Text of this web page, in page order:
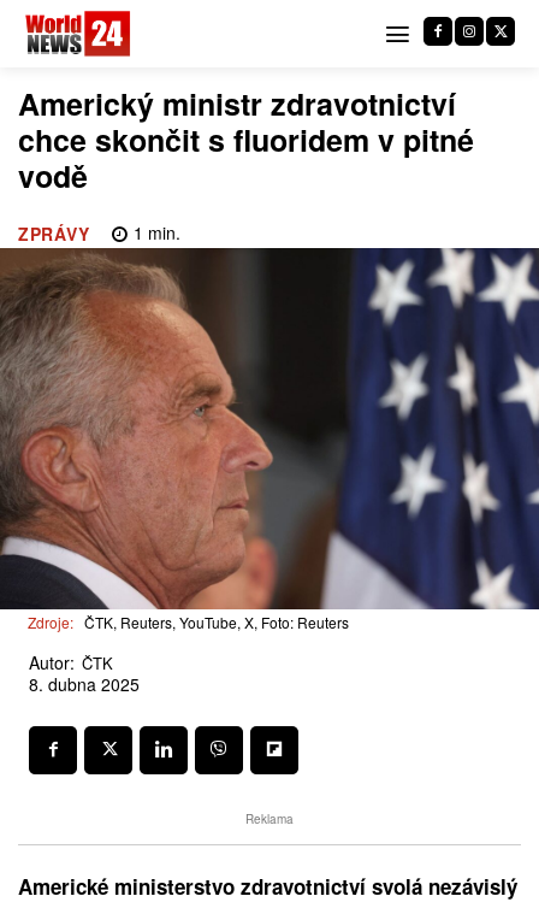
Americký ministr zdravotnictví
chce skončit s fluoridem v pitné
vodě
ZPRÁVY 1 min.
Zdroje: ČTK, Reuters, YouTube, X, Foto: Reuters
Autor: ČTK
8. dubna 2025
Reklama
Americké ministerstvo zdravotnictví svolá nezávislý